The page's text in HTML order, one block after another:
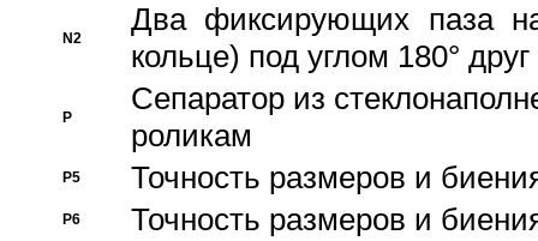
N2
Два фиксирующих паза
кольце) под углом 180° друг
P
Cепаратор из
роликам
P5 Точность размеров и
P6 Точность размеров и